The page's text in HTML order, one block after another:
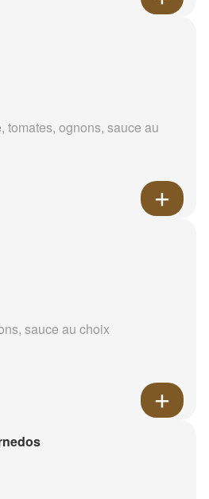
tomates, ognons, sauce au
sauce au choix